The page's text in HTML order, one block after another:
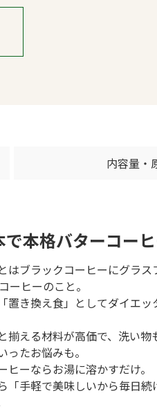
内容量・
本格バターコー
はブラックコーヒーにグラ
ーヒーのこと。
置き換え食」としてダイエ
揃える材料が高価で、洗い
たお悩みも。
ーならお湯に溶かすだけ。
「手軽で美味しいから毎日